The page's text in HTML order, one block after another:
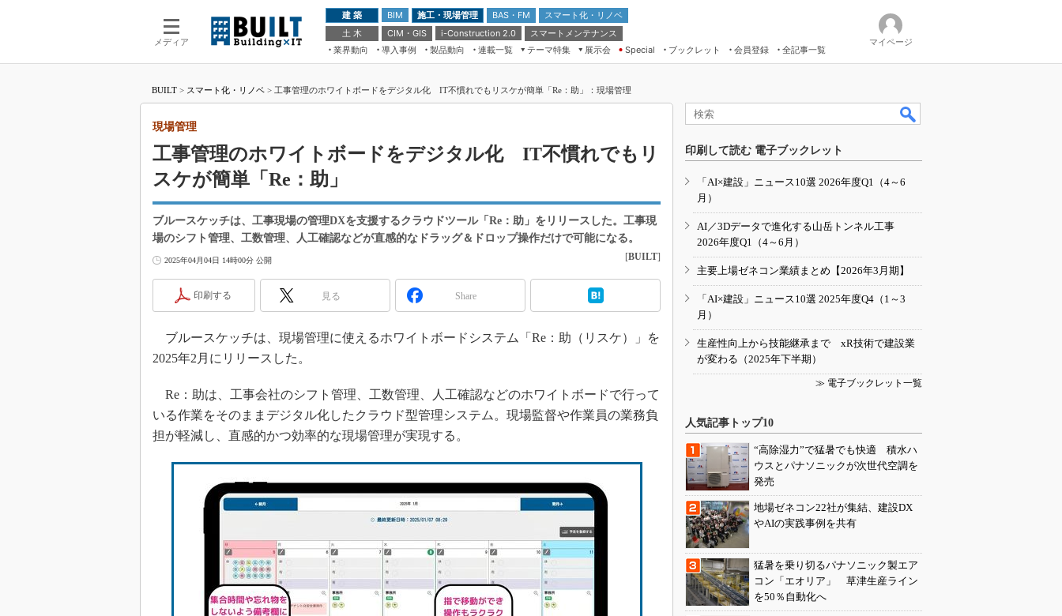
メディア
建 築 BIM 施工・現場管理 BAS・FM
スマート化・リノベ
土 木
CIM・GIS i-Construction 2.0
スマートメンテナンス
業界動向
導入事例 製品動向 連載一覧
テーマ特集
ドローンがもたらす建設業界の“ゲー
ムチェンジ” Ver.2.0
“Society5.0”時代のスマートビル
展示会
第8回 国際 建設・測量展
築・土木・不動産の先端技術展－
メンテナンス・レジリエンスOSAKA
日本 ものづくりワールド 2020
IGAS2018
Special ブックレット 会員登録 全記事一覧
マイページ
BUILT > スマート化・リノベ > 工事管理のホワイトボードをデジタル化 IT不慣れでもリスケが簡単「Re：助」：現場管理
工事管理のホワイトボードをデジタル化 IT不慣れでもリ
スケが簡単「Re：助」
現場管理
ブルースケッチは、工事現場の管理DXを支援するクラウドツール「Re：助」をリリースした。工事現
場のシフト管理、工数管理、人工確認などが直感的なドラッグ＆ドロップ操作だけで可能になる。
2025年04月04日 14時00分 公開 [BUILT]
印刷する 見る Share
ブルースケッチは、現場管理に使えるホワイトボードシステム「Re：助（リスケ）」を
2025年2月にリリースした。
Re：助は、工事会社のシフト管理、工数管理、人工確認などのホワイトボードで行って
いる作業をそのままデジタル化したクラウド型管理システム。現場監督や作業員の業務負
担が軽減し、直感的かつ効率的な現場管理が実現する。
印刷して読む 電子ブックレット
「AI×建設」ニュース10選 2026年度Q1（4～6
月）
AI／3Dデータで進化する山岳トンネル工事
2026年度Q1（4～6月）
主要上場ゼネコン業績まとめ【2026年3月期】
「AI×建設」ニュース10選 2025年度Q4（1～3
月）
生産性向上から技能継承まで xR技術で建設業
が変わる（2025年下半期）
≫ 電子ブックレット一覧
人気記事トップ10
“高除湿力”で猛暑でも快適 積水ハ
ウスとパナソニックが次世代空調を
発売
地場ゼネコン22社が集結、建設DX
やAIの実践事例を共有
猛暑を乗り切るパナソニック製エア
コン「エオリア」 草津生産ライン
を50％自動化へ